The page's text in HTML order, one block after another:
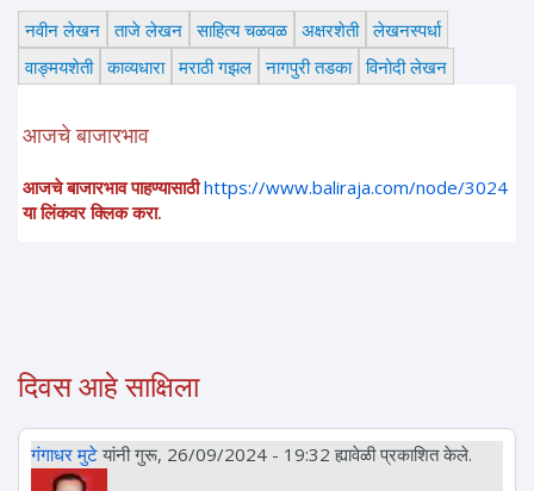
नवीन लेखन ताजे लेखन साहित्य चळवळ अक्षरशेती लेखनस्पर्धा
वाङ्मयशेती काव्यधारा मराठी गझल नागपुरी तडका विनोदी लेखन
आजचे बाजारभाव
आजचे बाजारभाव पाहण्यासाठी https://www.baliraja.com/node/3024
या लिंकवर क्लिक करा.
दिवस आहे साक्षिला
गंगाधर मुटेयांनी गुरू, 26/09/2024 - 19:32 ह्यावेळी प्रकाशित केले.